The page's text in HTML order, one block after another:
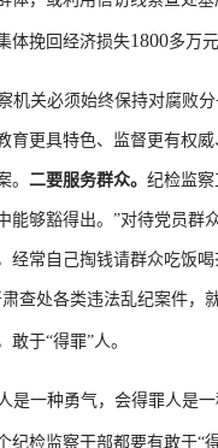
体挽回经济损失1800多万
机关必须始终保持对腐败
育更具特色、监督更有权
。 二要服务群众。 纪检监
能够豁得出。”对待党员群
经常自己掏钱请群众吃饭
查处各类违法乱纪案件，
敢于“得罪”人。
是一种勇气，会得罪人是
纪检监察干部都要有敢于“